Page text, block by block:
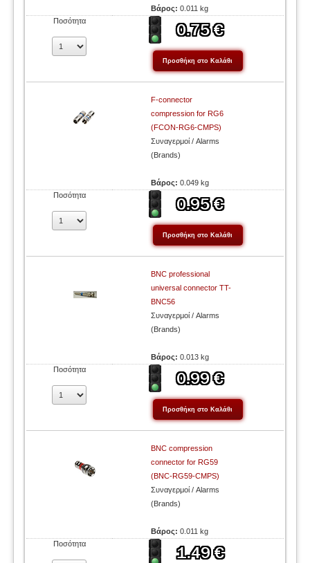
Βάρος:0.011 kg
Ποσότητα
F-connector
compression for RG6
(FCON-RG6-CMPS)
Συναγερμοί / Alarms
(Brands)
Βάρος:0.049 kg
Ποσότητα
BNC professional
universal connector TT-
BNC56
Συναγερμοί / Alarms
(Brands)
Βάρος:0.013 kg
Ποσότητα
BNC compression
connector for RG59
(BNC-RG59-CMPS)
Συναγερμοί / Alarms
(Brands)
Βάρος:0.011 kg
Ποσότητα